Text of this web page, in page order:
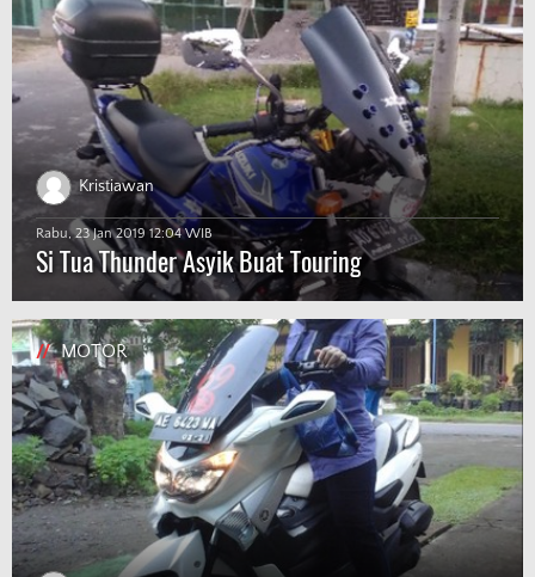
Kristiawan
Rabu, 23 Jan 2019 12:04 WIB
Si Tua Thunder Asyik Buat Touring
// MOTOR